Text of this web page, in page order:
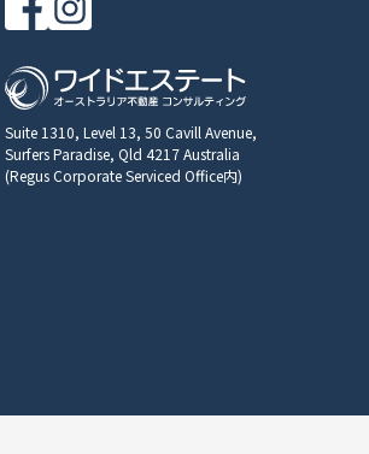
Suite 1310, Level 13, 50 Cavill Avenue,
Surfers Paradise, Qld 4217 Australia
(Regus Corporate Serviced Office内)